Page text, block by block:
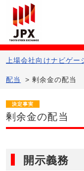
上場会社向けナビゲー
配当 > 剰余金の配当
決定事実
剰余金の配当
開示義務